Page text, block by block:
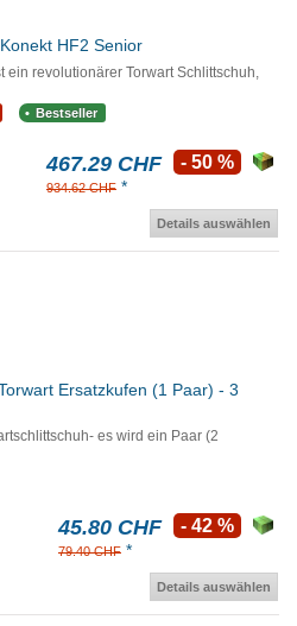
HF2 Senior
ein revolutionärer Torwart Schlittschuh,
Bestseller
467.29 CHF
934.62 CHF *
- 50 %
Details auswählen
Ersatzkufen (1 Paar) - 3
es wird ein Paar (2
45.80 CHF
79.40 CHF *
- 42 %
Details auswählen